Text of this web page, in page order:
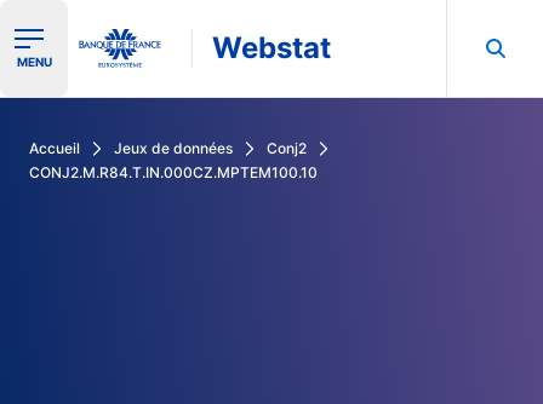
Ouvrir le menu de navigation
MENU Webstat
Accueil Jeux de données
Conj2
CONJ2.M.R84.T.IN.000CZ.MPTEM100.10